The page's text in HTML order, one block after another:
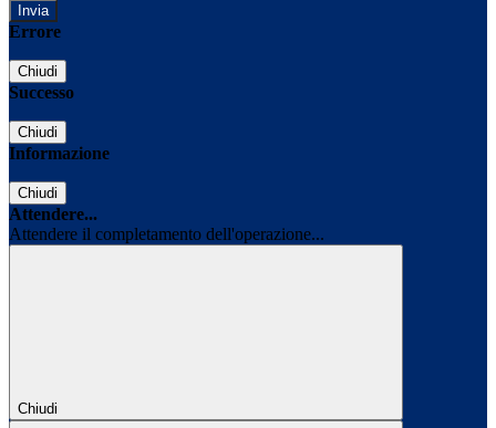
Errore
Chiudi
Successo
Chiudi
Informazione
Chiudi
Attendere...
Attendere il completamento dell'operazione...
Chiudi